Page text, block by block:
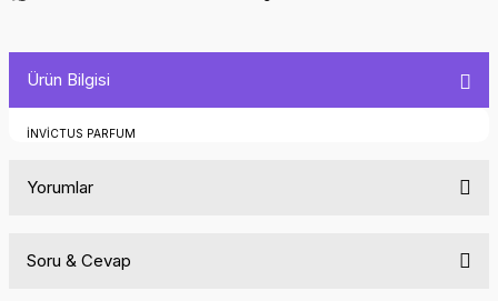
Ürün Bilgisi
İNVİCTUS PARFUM
Yorumlar
Soru & Cevap